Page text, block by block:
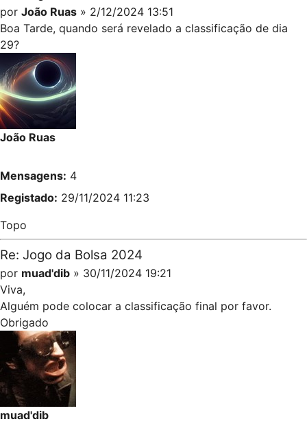
por João Ruas » 2/12/2024 13:51
Boa Tarde, quando será revelado a classificação de dia
29?
João Ruas
Mensagens: 4
Registado: 29/11/2024 11:23
Topo
Re: Jogo da Bolsa 2024
por muad'dib » 30/11/2024 19:21
Viva,
Alguém pode colocar a classificação final por favor.
Obrigado
muad'dib